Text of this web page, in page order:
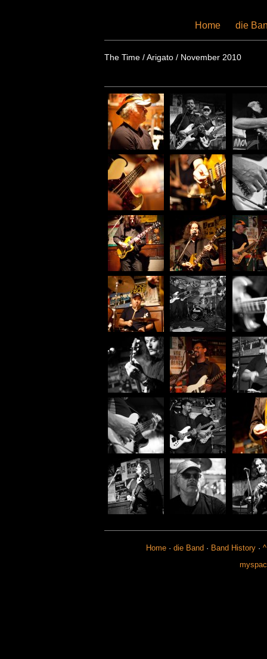
Home die
The Time / Arigato / November 2010
Home· die Band · Band History·